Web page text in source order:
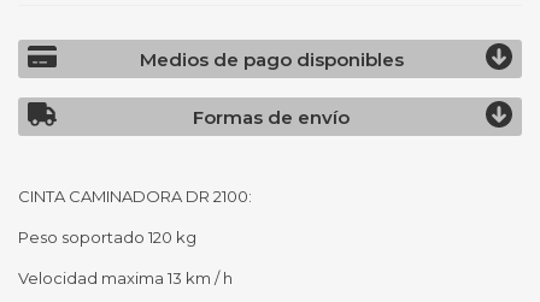
Medios de pago disponibles
Formas de envío
CINTA CAMINADORA DR 2100:
Peso soportado 120 kg
Velocidad maxima 13 km / h